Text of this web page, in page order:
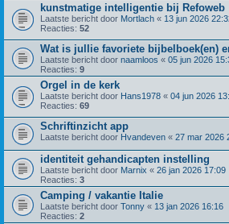
kunstmatige intelligentie bij Refoweb
Laatste bericht door Mortlach « 13 jun 2026
Reacties: 52
Wat is jullie favoriete bijbelboek(en)
Laatste bericht door naamloos « 05 jun 2026
Reacties: 9
Orgel in de kerk
Laatste bericht door Hans1978 « 04 jun 2026
Reacties: 69
Schriftinzicht app
Laatste bericht door Hvandeven « 27 mar 2026
identiteit gehandicapten instelling
Laatste bericht door Marnix « 26 jan 2026 17:09
Reacties: 3
Camping / vakantie Italie
Laatste bericht door Tonny « 13 jan 2026 16:16
Reacties: 2